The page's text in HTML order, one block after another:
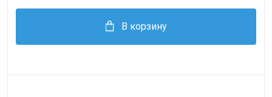
В корзину